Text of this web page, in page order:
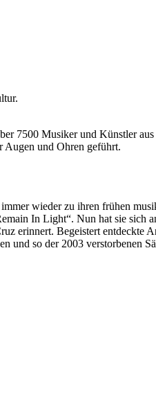
7500 Musiker und Künstler
Augen und Ohren geführt.
wieder zu ihren frühen
In Light“. Nun hat sie sich
erinnert. Begeistert entdeckte
und so der 2003 verstorbenen